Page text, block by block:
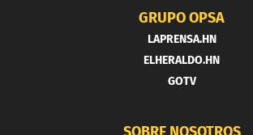
GRUPO OPSA
LAPRENSA.HN
ELHERALDO.HN
GOTV